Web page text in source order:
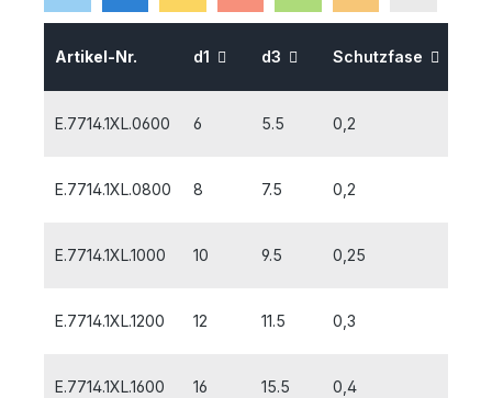
Artikel-Nr. d1 d3 Schutzfase
E.7714.1XL.0600 6 5.5 0,2
E.7714.1XL.0800 8 7.5 0,2
E.7714.1XL.1000 10 9.5 0,25
E.7714.1XL.1200 12 11.5 0,3
E.7714.1XL.1600 16 15.5 0,4